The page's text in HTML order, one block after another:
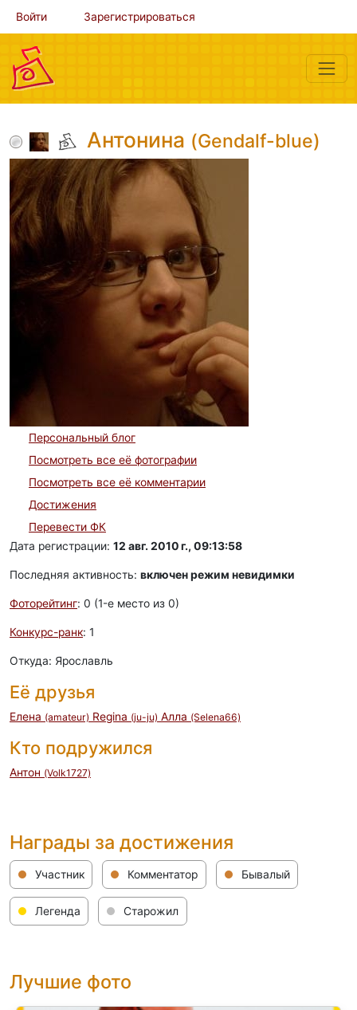
Войти Зарегистрироваться
Антонина (Gendalf-blue)
Персональный блог
Посмотреть все её фотографии
Посмотреть все её комментарии
Достижения
Перевести ФК
Дата регистрации: 12 авг. 2010 г., 09:13:58
Последняя активность: включен режим невидимки
Фоторейтинг: 0 (1-e место из 0)
Конкурс-ранк: 1
Откуда: Ярославль
Её друзья
Елена (amateur) Regina (ju-ju) Алла (Selena66)
Кто подружился
Антон (Volk1727)
Награды за достижения
Участник Комментатор Бывалый
Легенда Старожил
Лучшие фото